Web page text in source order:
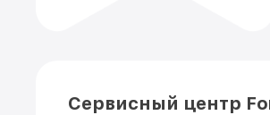
Сервисный центр